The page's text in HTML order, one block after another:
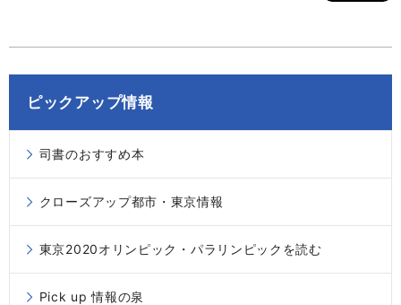
ピックアップ情報
司書のおすすめ本
クローズアップ都市・東京情報
東京2020オリンピック・パラリンピックを読む
Pick up 情報の泉